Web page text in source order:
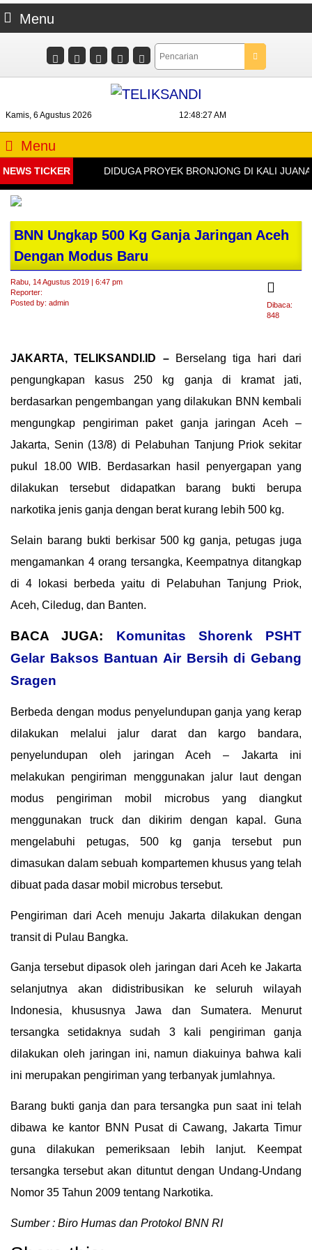
Menu
Kamis, 6 Agustus 2026 12:48:27 AM
Menu
NEWS TICKER DIDUGA PROYEK BRONJONG DI KALI JUANA
BNN Ungkap 500 Kg Ganja Jaringan Aceh
Dengan Modus Baru
Rabu, 14 Agustus 2019 | 6:47 pm
Reporter:
Posted by: admin
Dibaca:
848
JAKARTA, TELIKSANDI.ID –Berselang tiga hari dari
pengungkapan kasus 250 kg ganja di kramat jati,
berdasarkan pengembangan yang dilakukan BNN kembali
mengungkap pengiriman paket ganja jaringan Aceh –
Jakarta, Senin (13/8) di Pelabuhan Tanjung Priok sekitar
pukul 18.00 WIB. Berdasarkan hasil penyergapan yang
dilakukan tersebut didapatkan barang bukti berupa
narkotika jenis ganja dengan berat kurang lebih 500 kg.
Selain barang bukti berkisar 500 kg ganja, petugas juga
mengamankan 4 orang tersangka, Keempatnya ditangkap
di 4 lokasi berbeda yaitu di Pelabuhan Tanjung Priok,
Aceh, Ciledug, dan Banten.
BACA JUGA: Komunitas Shorenk PSHT
Gelar Baksos Bantuan Air Bersih di Gebang
Sragen
Berbeda dengan modus penyelundupan ganja yang kerap
dilakukan melalui jalur darat dan kargo bandara,
penyelundupan oleh jaringan Aceh – Jakarta ini
melakukan pengiriman menggunakan jalur laut dengan
modus pengiriman mobil microbus yang diangkut
menggunakan truck dan dikirim dengan kapal. Guna
mengelabuhi petugas, 500 kg ganja tersebut pun
dimasukan dalam sebuah kompartemen khusus yang telah
dibuat pada dasar mobil microbus tersebut.
Pengiriman dari Aceh menuju Jakarta dilakukan dengan
transit di Pulau Bangka.
Ganja tersebut dipasok oleh jaringan dari Aceh ke Jakarta
selanjutnya akan didistribusikan ke seluruh wilayah
Indonesia, khususnya Jawa dan Sumatera. Menurut
tersangka setidaknya sudah 3 kali pengiriman ganja
dilakukan oleh jaringan ini, namun diakuinya bahwa kali
ini merupakan pengiriman yang terbanyak jumlahnya.
Barang bukti ganja dan para tersangka pun saat ini telah
dibawa ke kantor BNN Pusat di Cawang, Jakarta Timur
guna dilakukan pemeriksaan lebih lanjut. Keempat
tersangka tersebut akan dituntut dengan Undang-Undang
Nomor 35 Tahun 2009 tentang Narkotika.
Sumber : Biro Humas dan Protokol BNN RI